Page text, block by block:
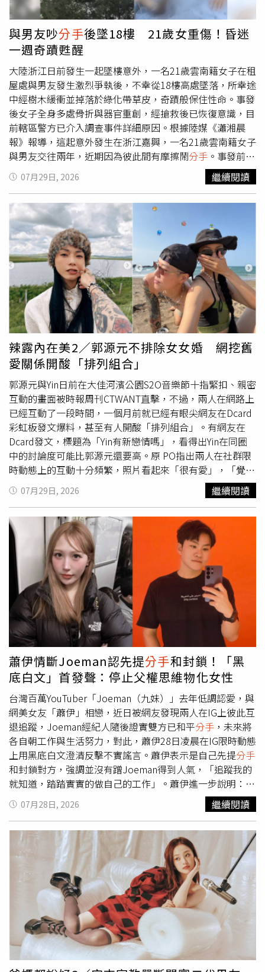
為，相關錄音存在遭加工的可能性，並參考金賽綸手機鑑識
結果等資料後，判定現階段沒有足夠證據證明金秀賢涉及違
法行為。
與男友吵分手後墜18樓 21歲女重傷！昏迷
一週奇蹟甦醒
大陸浙江日前發生一起墜樓意外，一名21歲雲南籍女子在租
屋處與男友發生激烈爭執後，不幸從18樓高處墜落，所幸途
中經樹木緩衝並掉落於綠化帶草皮，奇蹟般保住性命。事發
後女子全身多處骨折與器官重創，經搶救後已恢復意識，目
前轄區警方已介入調查事件詳細原因。根據陸媒《瀟湘晨
報》報導，這起意外發生在浙江嘉興，一名21歲雲南籍女子
與男友交往兩年，近期因為彼此間有摩擦鬧分手 。事發前兩
人在租屋處從深夜持續爭吵至凌晨，男子不斷阻撓女子離
去，最終女子疑不堪精神壓力與長時間爭吵，試圖從陽台窗
戶離開時不慎墜樓。女子墜樓後立即被送往醫院急救，診斷
出頭部損傷、雙肺挫裂傷、肝脾破裂、骨盆骨折及雙下肢粉
碎性骨折等多處重傷。醫療團隊指出，女子昏迷一週後清
醒，但下肢急需進行重大手術，且後續漫長的復健過程預計
將產生高達數十萬人民幣（約新台幣百萬元）的龐大醫療費
用，對家庭造成沉重負擔。家屬表示，女子落下的草地兩側
均為水泥硬地，若有些微偏差恐已喪命，能撿回一條命實屬
不幸中的大幸。但女子的父親在雲南是農民，家境本就不富
裕，而女子一家因癌逝的母親早就背負債務，如今又多出她
龐大的醫療費用，讓其父相當崩潰。雖然女子的男友曾墊付
部分費用，還有親友籌款，但仍遠遠不足支付接踵而來的急
救與手術開銷，家屬無奈之下盼能尋求社會大眾的善心援
助。目前浙江嘉興當地警方已完成女子筆錄製作，詳細墜樓
原因仍在進一步調查釐清中。針對家屬反映女子男友頻繁前
來醫院探視造成情緒波動與安全顧慮一事，警方回應已持續
對男方進行勸導與約談，將全力維護病房秩序，確保傷者能
安心接受治療。◎勇敢求救並非弱者，您的痛苦有人願意傾
聽，請撥打1995◎如果您覺得痛苦、似乎沒有出路，您並
不孤單，請撥打1925
07月29日, 2026 繼續閱讀
辣露內在美2／郭源元不排除女女婚 網挖舊
愛關係開酸「排列組合」
郭源元與Yin日前在大佳河濱公園S2O音樂節十指緊扣、親密
互動的畫面被時報周刊CTWANT直擊，不過，兩人在網路上
已經互動了一段時間，一個月前就已經有眼尖網友在Dcard
彩虹板發文爆料，甚至有人開酸「排列組合」。有網友在
Dcard發文，標題為「Yin有新戀情嗎」，看得出Yin在同圈
中的討論度可能比郭源元還要高。原 PO指出兩人在社群限
時動態上的互動十分頻繁，照片看起來「很有愛」，「覺得
她們兩個超配的」。兩人日常打卡地點都高度重疊，早已露
出戀愛蛛絲馬跡。郭源元跟Yin與一群朋友聚會，顯見關係
不是秘密。（圖／翻攝郭源元IG）貼文曝光後，下方留言區
迅速分成兩派論戰，酸民冷嘲熱諷，又是圈內「排列組
合」，Yin曾經跟攝影師余惟交往，而余惟跟郭源元又是認
識十多年的好友，郭源元則是曾跟帥T髮型師Manson Ann交
往，網友直呼「百感交集，但感情是兩個人的事情，他們開
心就好」、「我也是都退追！感覺就是交錯複雜」，也有人
酸「我都有錯覺了，追蹤的KOL會互相排列組合在一起」，
不過也有人讚兩人又帥又美很配，祝她們幸福。兩人用文字
隔空調情。（圖／翻攝Yin IG）說到Yin，她和雙胞胎姊妹Yei
曾是HBL女籃選手，現在是多領域工作者，姊妹共同經營
YouTube頻道「雙生過日子」有11萬訂閱，Yin個人IG也有
15萬追蹤數，在網路上小有名氣。Yin整個人散發正面陽光
形象，是個戶外運動咖，坦然、自信且帥氣的生活態度，質
感極佳的風格吸引大批忠實粉絲。郭源元過去就曾傳女女
戀，曾被拍與帥T髮型師Manson Ann約會，她當時否認戀
情，但直呼戀愛不分性別，婚姻平權後，也不排除跟女生結
婚。不過後來雙方有些感情糾紛，兩人對話紀錄外流，坐實
曾經交往過，還因郭源元疑似劈腿而分手收場，雙方更為此
而鬧上警局。對於2人的關係，經紀人表示，還沒有聯繫上
郭源元，「因為私領域的事情我不會干涉，所以無法代為回
答，但他們認識很久了，常在活動上遇到，最近比較常出去
而已吧。」也表示郭源元是個「I人」，很樂見她出門跟朋
友互動。
07月29日, 2026 繼續閱讀
蕭伊情斷Joeman認先提分手和封鎖！「黑
底白文」首發聲：停止父權思維物化女性
台灣百萬YouTuber「Joeman（九妹）」去年低調認愛，與
網美女友「蕭伊」相戀，近日被網友發現兩人在IG上彼此互
退追蹤，Joeman經紀人隨後證實雙方已和平分手 ，未來將
各自朝工作與生活努力，對此，蕭伊28日凌晨在IG限時動態
上用黑底白文澄清反擊不實謠言。蕭伊表示是自己先提分手
和封鎖對方，強調並沒有蹭Joeman得到人氣，「追蹤我的
就知道，踏踏實實的做自己的工作」。蕭伊進一步說明：
「（前男友）也不曾是我的ATM，我的東西都是自己買，而
且我想要的東西我也買得起，不用靠任何人」。最後蕭伊提
到不要把她過去的真心付出，歪曲為名利與金錢的圖謀，在
她身上都不適用，持續為自己立場發聲，「請媒體與網友停
止以父權思維物化女性」。蕭伊28日凌晨首發聲。（圖／翻
07月28日, 2026 繼續閱讀